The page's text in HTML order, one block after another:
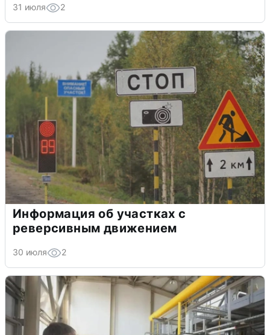
31 июля 2
Информация об участках с
реверсивным движением
30 июля 2